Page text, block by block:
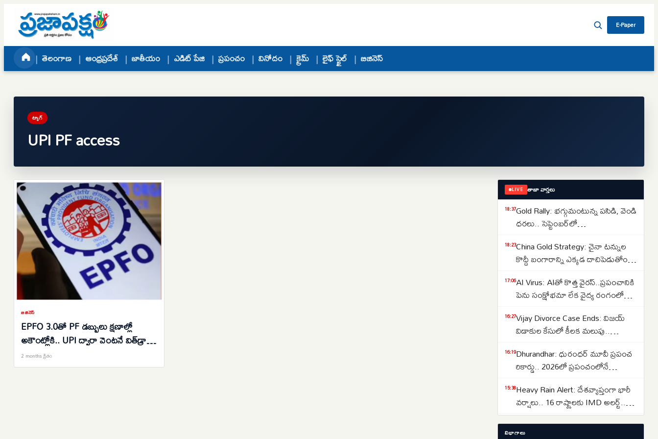
Skip to content
E-Paper
తెలంగాణ ఆంధ్రప్రదేశ్ జాతీయం ఎడిట్ పేజి ప్రపంచం వినోదం క్రైమ్ లైఫ్ స్టైల్ బిజినెస్
ట్యాగ్
UPI PF access
బిజినెస్
EPFO 3.0తో PF డబ్బులు క్షణాల్లో
అకౌంట్లోకి.. UPI ద్వారా వెంటనే విత్‌డ్రా
అవకాశం
2 months క్రితం
LIVE తాజా వార్తలు
18:37Gold Rally: భగ్గుమంటున్న పసిడి, వెండి
ధరలు.. సెప్టెంబర్‌లో
18:23China Gold Strategy: చైనా టన్నుల
కొద్దీ బంగారాన్ని ఎక్కడ దాచిపెడుతోందో
వెనుక అసలు కథ ఇదే..
17:06AI Virus: AIతో కొత్త వైరస్‌..ప్రపంచానికి
పెను సంక్షోభమా లేక వైద్య రంగంలో
శాస్త్రవేత్తలు..
16:27Vijay Divorce Case Ends: విజయ్
విడాకుల కేసులో కీలక మలుపు..
సంగీత..కేసును కొట్టివేసిన కోర్టు
16:19Dhurandhar: ధురంధర్ మూవీ ప్రపంచ
రికార్డు.. 2026లో ప్రపంచంలోనే
చిత్రంగా హిస్టరీ క్రియేట్..
15:38Heavy Rain Alert: దేశవ్యాప్తంగా భారీ
వర్షాలు.. 16 రాష్ట్రాలకు IMD అలర్ట్..
ఒడిశా-కేరళకు రెడ్ వార్నింగ్.. దక్షిణాది
రాష్ట్రాల్లో ఉరుములతో కూడిన వానలు..
15:29Lost Important Documents? ఆధార్,
విభాగాలు